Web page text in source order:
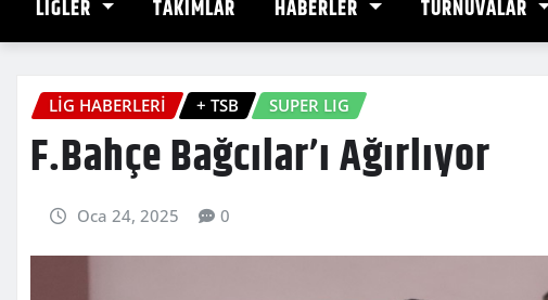
LİGLER TAKIMLAR HABERLER TURNUVALAR
LİG HABERLERİ + TSB SUPER LIG
F.Bahçe Bağcılar’ı Ağırlıyor
Oca 24, 2025 0